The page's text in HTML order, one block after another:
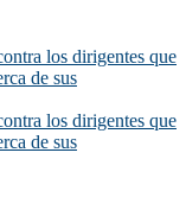
los dirigentes que
de sus
los dirigentes que
de sus